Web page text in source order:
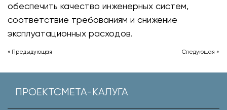
обеспечить качество инженерных систем,
соответствие требованиям и снижение
эксплуатационных расходов.
Следующая »
« Предыдующая
ПРОЕКТСМЕТА-КАЛУГА